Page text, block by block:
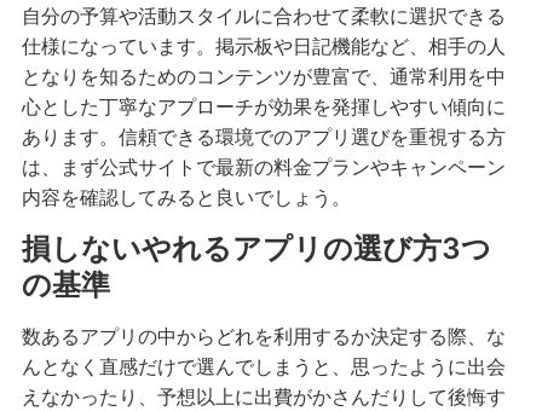
自分の予算や活動スタイルに合わせて柔軟に選択できる
仕様になっています。掲示板や日記機能など、相手の人
となりを知るためのコンテンツが豊富で、通常利用を中
心とした丁寧なアプローチが効果を発揮しやすい傾向に
あります。信頼できる環境でのアプリ選びを重視する方
は、まず公式サイトで最新の料金プランやキャンペーン
内容を確認してみると良いでしょう。
損しないやれるアプリの選び方3つ
の基準
数あるアプリの中からどれを利用するか決定する際、な
んとなく直感だけで選んでしまうと、思ったように出会
えなかったり、予想以上に出費がかさんだりして後悔す